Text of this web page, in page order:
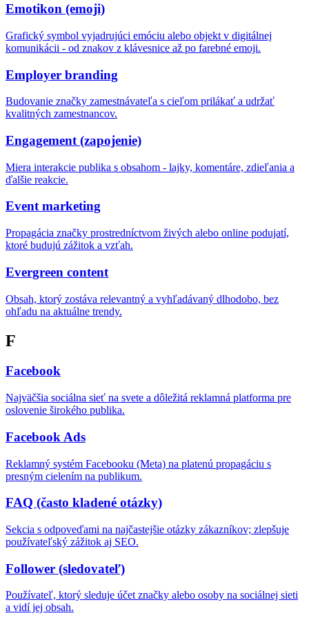
Emotikon (emoji)
Grafický symbol vyjadrujúci emóciu alebo objekt v digitálnej
komunikácii - od znakov z klávesnice až po farebné emoji.
Employer branding
Budovanie značky zamestnávateľa s cieľom prilákať a udržať
kvalitných zamestnancov.
Engagement (zapojenie)
Miera interakcie publika s obsahom - lajky, komentáre, zdieľania a
ďalšie reakcie.
Event marketing
Propagácia značky prostredníctvom živých alebo online podujatí,
ktoré budujú zážitok a vzťah.
Evergreen content
Obsah, ktorý zostáva relevantný a vyhľadávaný dlhodobo, bez
ohľadu na aktuálne trendy.
F
Facebook
Najväčšia sociálna sieť na svete a dôležitá reklamná platforma pre
oslovenie širokého publika.
Facebook Ads
Reklamný systém Facebooku (Meta) na platenú propagáciu s
presným cielením na publikum.
FAQ (často kladené otázky)
Sekcia s odpoveďami na najčastejšie otázky zákazníkov; zlepšuje
používateľský zážitok aj SEO.
Follower (sledovateľ)
Používateľ, ktorý sleduje účet značky alebo osoby na sociálnej sieti
a vidí jej obsah.